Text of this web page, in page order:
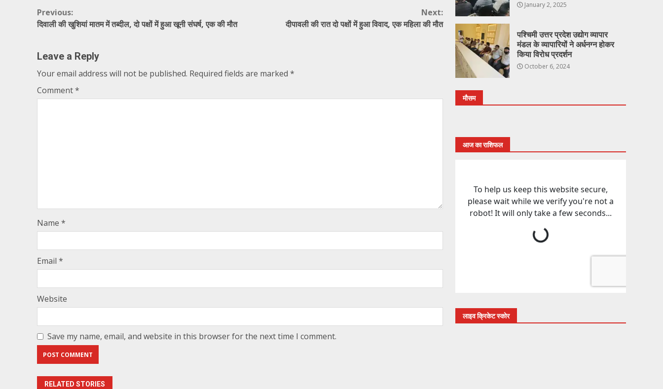
Continue
Reading
Previous:
दिवाली की खुशियां मातम में तब्दील, दो पक्षों में हुआ खूनी संघर्ष, एक की मौत
Next:
दीपावली की रात दो पक्षों में हुआ विवाद, एक महिला की मौत
Leave a Reply
Your email address will not be published. Required fields are marked *
Comment*
Name *
Email *
Website
Save my name, email, and website in this browser for the next time I comment.
RELATED STORIES
January 2, 2025
पश्चिमी उत्तर प्रदेश उद्योग व्यापार
मंडल के व्यापारियों ने अर्धनग्न होकर
किया विरोध प्रदर्शन
October 6, 2024
मौसम
आज का राशिफल
लाइव क्रिकेट स्कोर